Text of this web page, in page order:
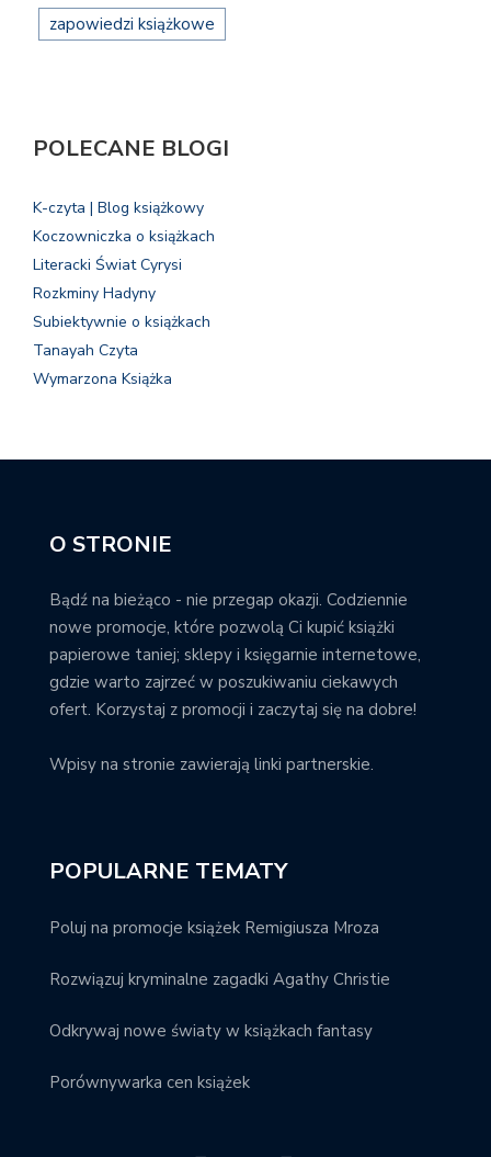
zapowiedzi książkowe
POLECANE BLOGI
K-czyta | Blog książkowy
Koczowniczka o książkach
Literacki Świat Cyrysi
Rozkminy Hadyny
Subiektywnie o książkach
Tanayah Czyta
Wymarzona Książka
O STRONIE
Bądź na bieżąco - nie przegap okazji. Codziennie
nowe promocje, które pozwolą Ci kupić książki
papierowe taniej; sklepy i księgarnie internetowe,
gdzie warto zajrzeć w poszukiwaniu ciekawych
ofert. Korzystaj z promocji i zaczytaj się na dobre!
Wpisy na stronie zawierają linki partnerskie.
POPULARNE TEMATY
Poluj na promocje książek Remigiusza Mroza
Rozwiązuj kryminalne zagadki Agathy Christie
Odkrywaj nowe światy w książkach fantasy
Porównywarka cen książek